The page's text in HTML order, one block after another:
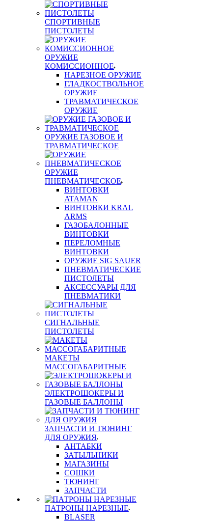
СПОРТИВНЫЕ
ПИСТОЛЕТЫ
ОРУЖИЕ
КОМИССИОННОЕ
НАРЕЗНОЕ ОРУЖИЕ
ГЛАДКОСТВОЛЬНОЕ
ОРУЖИЕ
ТРАВМАТИЧЕСКОЕ
ОРУЖИЕ
ОРУЖИЕ ГАЗОВОЕ И
ТРАВМАТИЧЕСКОЕ
ОРУЖИЕ
ПНЕВМАТИЧЕСКОЕ
ВИНТОВКИ
ATAMAN
ВИНТОВКИ KRAL
ARMS
ГАЗОБАЛОННЫЕ
ВИНТОВКИ
ПЕРЕЛОМНЫЕ
ВИНТОВКИ
ОРУЖИЕ SIG SAUER
ПНЕВМАТИЧЕСКИЕ
ПИСТОЛЕТЫ
АКСЕССУАРЫ ДЛЯ
ПНЕВМАТИКИ
СИГНАЛЬНЫЕ
ПИСТОЛЕТЫ
МАКЕТЫ
МАССОГАБАРИТНЫЕ
ЭЛЕКТРОШОКЕРЫ И
ГАЗОВЫЕ БАЛЛОНЫ
ЗАПЧАСТИ И ТЮНИНГ
ДЛЯ ОРУЖИЯ
АНТАБКИ
ЗАТЫЛЬНИКИ
МАГАЗИНЫ
СОШКИ
ТЮНИНГ
ЗАПЧАСТИ
ПАТРОНЫ НАРЕЗНЫЕ
BLASER